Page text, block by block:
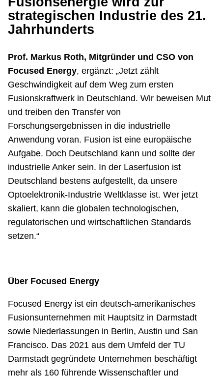
strategischen Industrie des 21.
Jahrhunderts
Prof. Markus Roth, Mitgründer und CSO von
Focused Energy, ergänzt: „Jetzt zählt
Geschwindigkeit auf dem Weg zum ersten
Fusionskraftwerk in Deutschland. Wir beweisen Mut
und treiben den Transfer von
Forschungsergebnissen in die industrielle
Anwendung voran. Fusion ist eine europäische
Aufgabe. Doch Deutschland kann und sollte der
industrielle Anker sein. In der Laserfusion ist
Deutschland bestens aufgestellt, da unsere
Optoelektronik-Industrie Weltklasse ist. Wer jetzt
skaliert, kann die globalen technologischen,
regulatorischen und wirtschaftlichen Standards
setzen.“
Über Focused Energy
Focused Energy ist ein deutsch-amerikanisches
Fusionsunternehmen mit Hauptsitz in Darmstadt
sowie Niederlassungen in Berlin, Austin und San
Francisco. Das 2021 aus dem Umfeld der TU
Darmstadt gegründete Unternehmen beschäftigt
mehr als 160 führende Wissenschaftler und